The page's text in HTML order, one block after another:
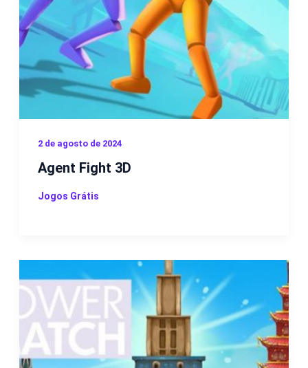
2 de agosto de 2024
Agent Fight 3D
Jogos Grátis